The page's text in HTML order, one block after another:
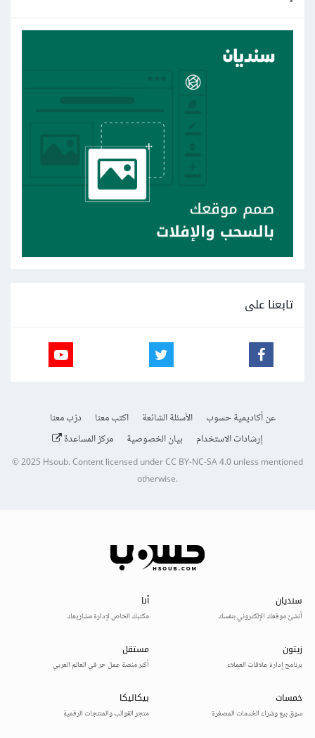
تابعنا على
عن أكاديمية حسوب الأسئلة الشائعة اكتب معنا
درّب معنا
إرشادات الاستخدام
بيان الخصوصية مركز المساعدة
© 2025Hsoub.Content licensed underCC BY-NC-SA 4.0unless mentioned
otherwise.